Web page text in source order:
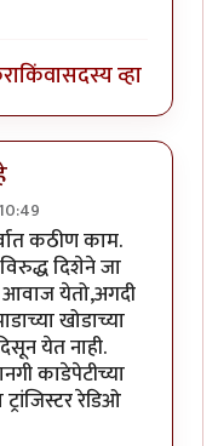
किंवासदस्य व्हा
बिरुटे
कठीण काम.
दिशेने जा
आवाज येतो,अगदी
खोडाच्या
येत नाही.
काडेपेटीच्या
रेडिओ